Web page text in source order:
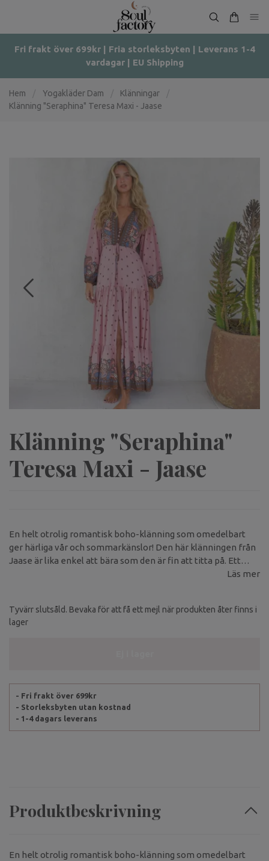
Fri frakt över 699kr | Fria storleksbyten | Leverans 1-4
vardagar | EU Shipping
Hem Yogakläder Dam Klänningar
Klänning "Seraphina" Teresa Maxi - Jaase
Klänning "Seraphina"
Teresa Maxi - Jaase
En helt otrolig romantisk boho-klänning som omedelbart
ger härliga vår och sommarkänslor! Den här klänningen från
Jaase är lika enkel att bära som den är fin att titta på. Ett
drömplagg i rosa botten med små detaljer i brunt och med
Läs mer
Tyvärr slutsåld. Bevaka för att få ett mejl när produkten åter finns i
lager
- Fri frakt över 699kr
- Storleksbyten utan kostnad
- 1-4 dagars leverans
Produktbeskrivning
En helt otrolig romantisk boho-klänning som omedelbart